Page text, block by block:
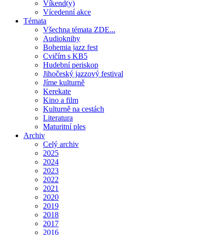
Víkend(y)
Vícedenní akce
Témata
Všechna témata ZDE...
Audioknihy
Bohemia jazz fest
Cvičím s KB5
Hudební periskop
Jihočeský jazzový festival
Jíme kulturně
Kerekate
Kino a film
Kulturně na cestách
Literatura
Maturitní ples
Archiv
Celý archiv
2025
2024
2023
2022
2021
2020
2019
2018
2017
2016